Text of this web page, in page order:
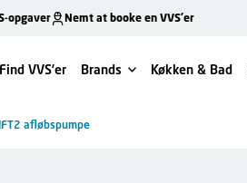
opgaver Nemt at booke en VVS’er
Find VVS’er Brands Køkken & Bad
afløbspumpe